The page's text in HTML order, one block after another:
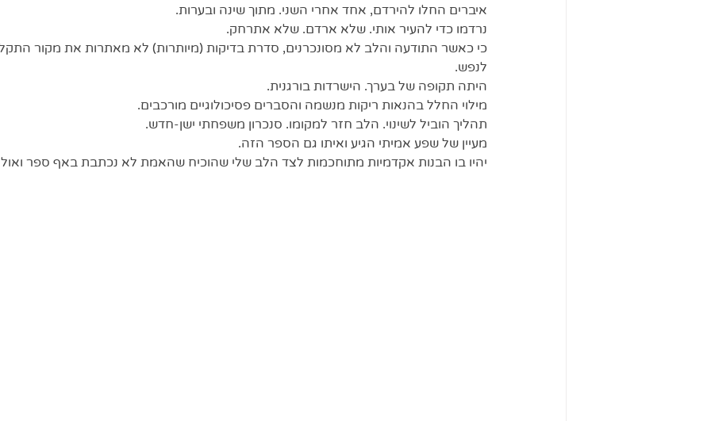
איברים החלו להירדם, אחד אחרי השני. מתוך שינה ובערות.
נרדמו כדי להעיר אותי. שלא ארדם. שלא אתרחק.
לנפש.
היתה תקופה של בערך. הישרדות בורגנית.
מילוי החלל בהנאות ריקות מנשמה והסברים פסיכולוגיים מורכבים.
תהליך הוביל לשינוי. הלב חזר למקומו. סנכרון משפחתי ישן-חדש.
מעיין של שפע אמיתי הגיע ואיתו גם הספר הזה.
יהיו בו הבנות אקדמיות מתוחכמות לצד הלב שלי שהוכיח שהאמת לא נכתבת באף ספר